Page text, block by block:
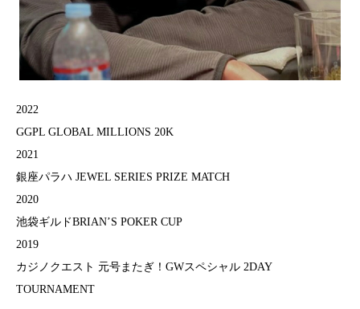
2022
GGPL GLOBAL MILLIONS 20K
2021
銀座パラハ JEWEL SERIES PRIZE MATCH
2020
池袋ギルドBRIAN’S POKER CUP
2019
カジノクエスト 元号またぎ！GWスペシャル 2DAY
TOURNAMENT